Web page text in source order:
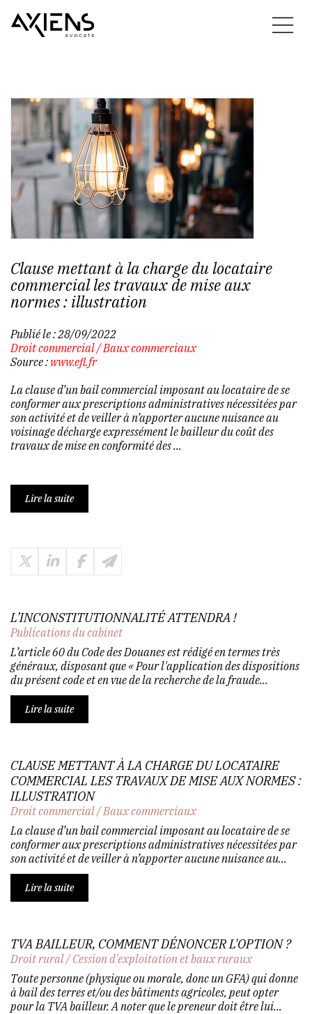
Clause mettant à la charge du locataire
commercial les travaux de mise aux
normes : illustration
Publié le :28/09/2022
Droit commercial/Baux commerciaux
Source : www.efl.fr
La clause d’un bail commercial imposant au locataire de se
conformer aux prescriptions administratives nécessitées par
son activité et de veiller à n’apporter aucune nuisance au
voisinage décharge expressément le bailleur du coût des
travaux de mise en conformité des …
Lire la suite
L’INCONSTITUTIONNALITÉ ATTENDRA !
Publications du cabinet
L’article 60 du Code des Douanes est rédigé en termes très
généraux, disposant que « Pour l'application des dispositions
du présent code et en vue de la recherche de la fraude...
Lire la suite
CLAUSE METTANT À LA CHARGE DU LOCATAIRE
COMMERCIAL LES TRAVAUX DE MISE AUX NORMES :
ILLUSTRATION
Droit commercial/Baux commerciaux
La clause d’un bail commercial imposant au locataire de se
conformer aux prescriptions administratives nécessitées par
son activité et de veiller à n’apporter aucune nuisance au...
Lire la suite
TVA BAILLEUR, COMMENT DÉNONCER L'OPTION ?
Droit rural/Cession d'exploitation et baux ruraux
Toute personne (physique ou morale, donc un GFA) qui donne
à bail des terres et/ou des bâtiments agricoles, peut opter
pour la TVA bailleur. A noter que le preneur doit être lui...